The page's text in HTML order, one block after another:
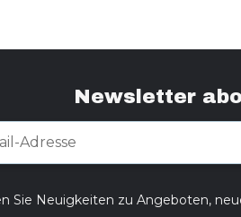
Newsletter
Sie Neuigkeiten zu Angeboten,